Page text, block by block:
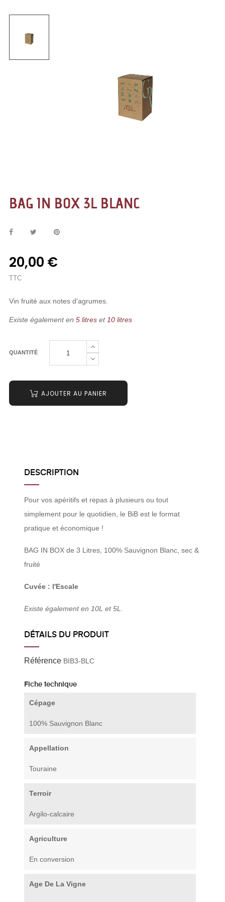
BAG IN BOX 3L BLANC
20,00 €
TTC
Vin fruité aux notes d'agrumes.
Existe également en 5 litres et10 litres
QUANTITÉ
AJOUTER AU PANIER
DESCRIPTION
Pour vos apéritifs et repas à plusieurs ou tout
simplement pour le quotidien, le BiB est le format
pratique et économique !
BAG IN BOX de 3 Litres, 100% Sauvignon Blanc, sec &
fruité
Cuvée : l'Escale
Existe également en 10L et 5L.
DÉTAILS DU PRODUIT
Référence BIB3-BLC
Fiche technique
Cépage
100% Sauvignon Blanc
Appellation
Touraine
Terroir
Argilo-calcaire
Agriculture
En conversion
Age De La Vigne